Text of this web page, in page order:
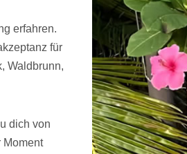
erfahren.
für
Waldbrunn,
dich von
Moment